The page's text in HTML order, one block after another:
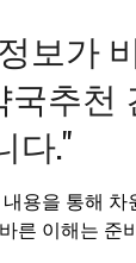
보가
추천
다."
용을 통해
른 이해는 준